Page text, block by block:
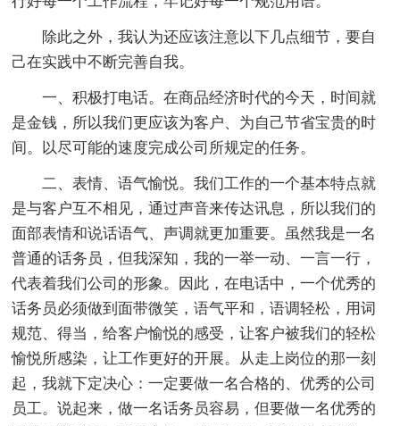
除此之外，我认为还应该注意以下几点细节，要自
己在实践中不断完善自我。
一、积极打电话。在商品经济时代的今天，时间就
是金钱，所以我们更应该为客户、为自己节省宝贵的时
间。以尽可能的速度完成公司所规定的任务。
二、表情、语气愉悦。我们工作的一个基本特点就
是与客户互不相见，通过声音来传达讯息，所以我们的
面部表情和说话语气、声调就更加重要。虽然我是一名
普通的话务员，但我深知，我的一举一动、一言一行，
代表着我们公司的形象。因此，在电话中，一个优秀的
话务员必须做到面带微笑，语气平和，语调轻松，用词
规范、得当，给客户愉悦的感受，让客户被我们的轻松
愉悦所感染，让工作更好的开展。从走上岗位的那一刻
起，我就下定决心：一定要做一名合格的、优秀的公司
员工。说起来，做一名话务员容易，但要做一名优秀的